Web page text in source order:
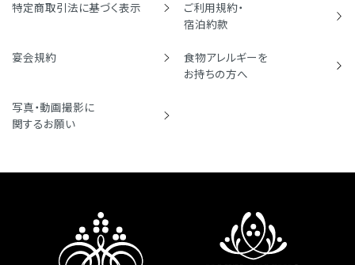
特定商取引法に基づく表示
ご利用規約・
宿泊約款
宴会規約
食物アレルギーを
お持ちの方へ
写真・動画撮影に
関するお願い